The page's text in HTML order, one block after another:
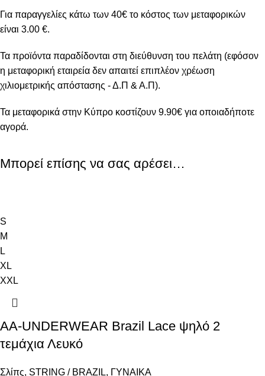
Για παραγγελίες κάτω των 40€ το κόστος των μεταφορικών
είναι 3.00 €.
Τα προϊόντα παραδίδονται στη διεύθυνση του πελάτη (εφόσον
η μεταφορική εταιρεία δεν απαιτεί επιπλέον χρέωση
χιλιομετρικής απόστασης - Δ.Π & Α.Π).
Τα μεταφορικά στην Κύπρο κοστίζουν 9.90€ για οποιαδήποτε
αγορά.
Μπορεί επίσης να σας αρέσει…
S
M
L
XL
XXL
AA-UNDERWEAR Brazil Lace ψηλό 2
τεμάχια Λευκό
Σλίπς, STRING / BRAZIL, ΓΥΝΑΙΚΑ